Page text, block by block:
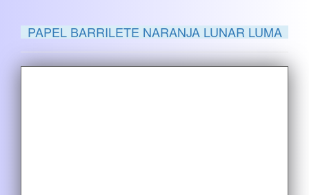
PAPEL BARRILETE NARANJA LUNAR LUMA